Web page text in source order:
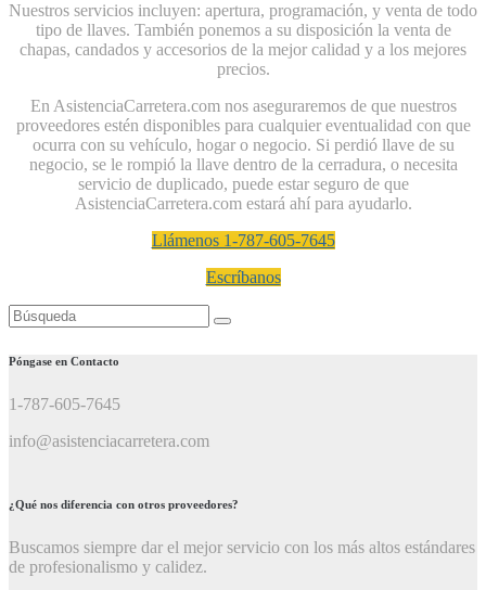
Nuestros servicios incluyen: apertura, programación, y venta de todo
tipo de llaves. También ponemos a su disposición la venta de
chapas, candados y accesorios de la mejor calidad y a los mejores
precios.
En AsistenciaCarretera.com nos aseguraremos de que nuestros
proveedores estén disponibles para cualquier eventualidad con que
ocurra con su vehículo, hogar o negocio. Si perdió llave de su
negocio, se le rompió la llave dentro de la cerradura, o necesita
servicio de duplicado, puede estar seguro de que
AsistenciaCarretera.com estará ahí para ayudarlo.
Llámenos 1-787-605-7645
Escríbanos
Buscar:
Póngase en Contacto
1-787-605-7645
info@asistenciacarretera.com
¿Qué nos diferencia con otros proveedores?
Buscamos siempre dar el mejor servicio con los más altos estándares
de profesionalismo y calidez.